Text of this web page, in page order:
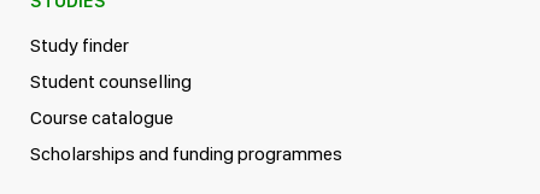
Study finder
Student counselling
Course catalogue
Scholarships and funding programmes